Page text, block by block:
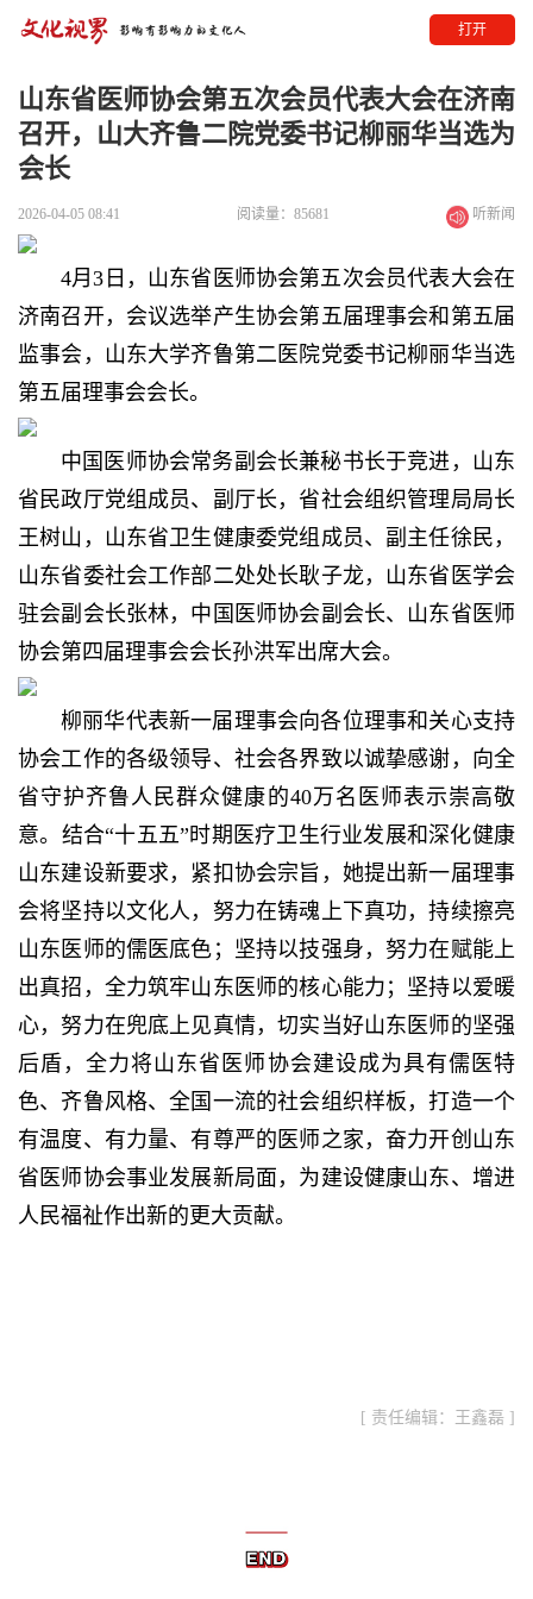
打开
山东省医师协会第五次会员代表大会在济南
召开，山大齐鲁二院党委书记柳丽华当选为
会长
2026-04-05 08:41 阅读量：85681 听新闻
4月3日，山东省医师协会第五次会员代表大会在
济南召开，会议选举产生协会第五届理事会和第五届
监事会，山东大学齐鲁第二医院党委书记柳丽华当选
第五届理事会会长。
中国医师协会常务副会长兼秘书长于竞进，山东
省民政厅党组成员、副厅长，省社会组织管理局局长
王树山，山东省卫生健康委党组成员、副主任徐民，
山东省委社会工作部二处处长耿子龙，山东省医学会
驻会副会长张林，中国医师协会副会长、山东省医师
协会第四届理事会会长孙洪军出席大会。
柳丽华代表新一届理事会向各位理事和关心支持
协会工作的各级领导、社会各界致以诚挚感谢，向全
省守护齐鲁人民群众健康的40万名医师表示崇高敬
意。结合“十五五”时期医疗卫生行业发展和深化健康
山东建设新要求，紧扣协会宗旨，她提出新一届理事
会将坚持以文化人，努力在铸魂上下真功，持续擦亮
山东医师的儒医底色；坚持以技强身，努力在赋能上
出真招，全力筑牢山东医师的核心能力；坚持以爱暖
心，努力在兜底上见真情，切实当好山东医师的坚强
后盾，全力将山东省医师协会建设成为具有儒医特
色、齐鲁风格、全国一流的社会组织样板，打造一个
有温度、有力量、有尊严的医师之家，奋力开创山东
省医师协会事业发展新局面，为建设健康山东、增进
人民福祉作出新的更大贡献。
[ 责任编辑：王鑫磊 ]